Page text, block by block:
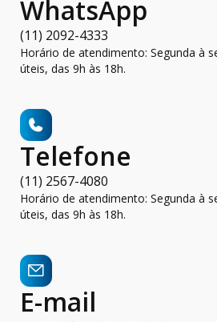
WhatsApp
(11) 2092-4333
Horário de atendimento: Segunda à
úteis, das 9h às 18h.
Telefone
(11) 2567-4080
Horário de atendimento: Segunda à
úteis, das 9h às 18h.
E-mail